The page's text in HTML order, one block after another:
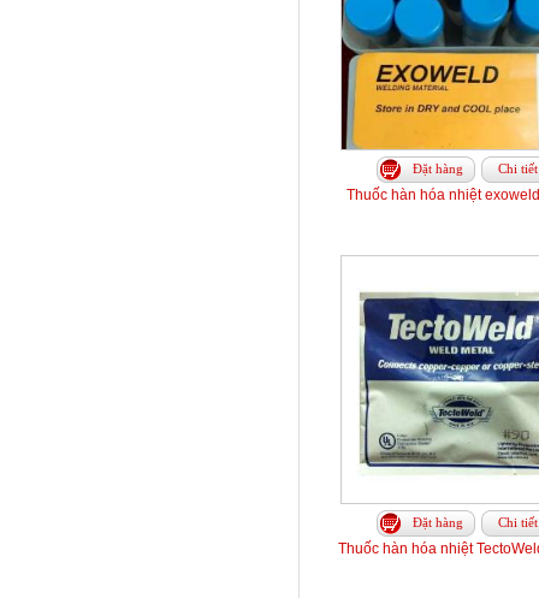
Đặt hàng Chi tiết
Thuốc hàn hóa nhiệt
Đặt hàng Chi tiết
Thuốc hàn hóa nhiệt